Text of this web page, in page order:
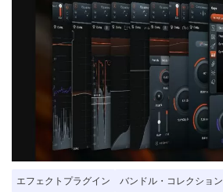
エフェクトプラグイン バンドル・コレクション